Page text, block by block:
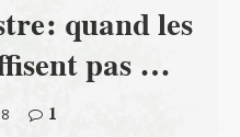
quand les
pas …
1